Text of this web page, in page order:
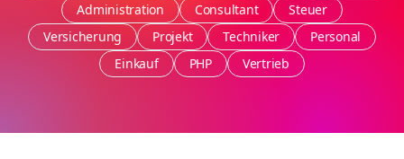
Administration
Consultant
Steuer
Versicherung
Projekt Techniker
Personal
Einkauf
PHP Vertrieb